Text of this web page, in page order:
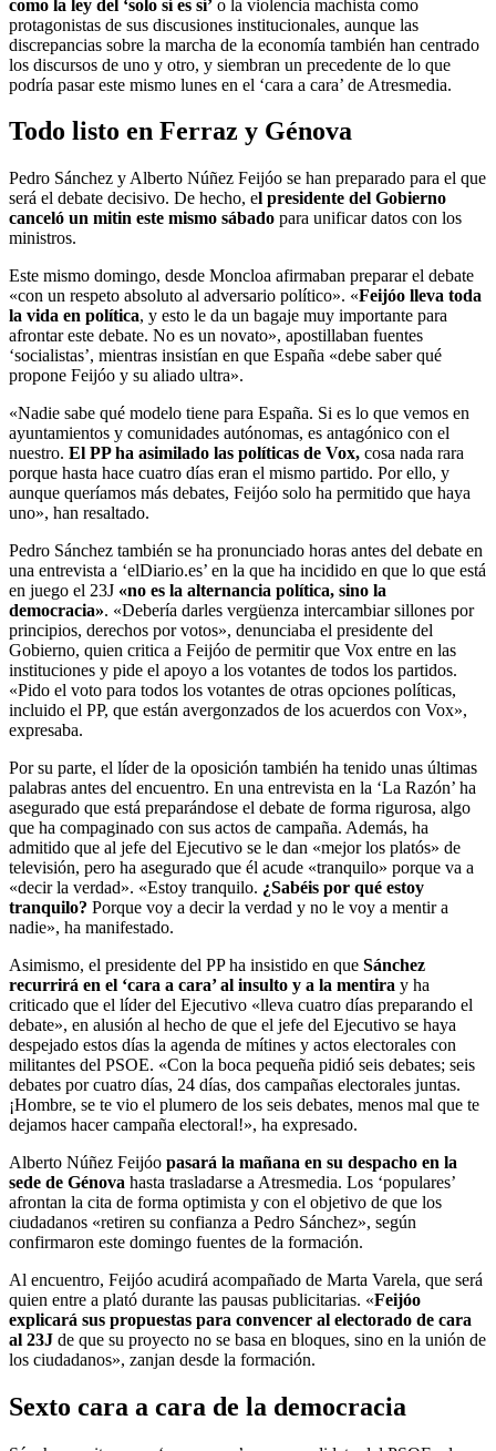
como la ley del ‘solo sí es sí’ o la violencia machista como
protagonistas de sus discusiones institucionales, aunque las
discrepancias sobre la marcha de la economía también han centrado
los discursos de uno y otro, y siembran un precedente de lo que
podría pasar este mismo lunes en el ‘cara a cara’ de Atresmedia.
Todo listo en Ferraz y Génova
Pedro Sánchez y Alberto Núñez Feijóo se han preparado para el que
será el debate decisivo. De hecho, el presidente del Gobierno
canceló un mitin este mismo sábado para unificar datos con los
ministros.
Este mismo domingo, desde Moncloa afirmaban preparar el debate
«con un respeto absoluto al adversario político». «Feijóo lleva toda
la vida en política, y esto le da un bagaje muy importante para
afrontar este debate. No es un novato», apostillaban fuentes
‘socialistas’, mientras insistían en que España «debe saber qué
propone Feijóo y su aliado ultra».
«Nadie sabe qué modelo tiene para España. Si es lo que vemos en
ayuntamientos y comunidades autónomas, es antagónico con el
nuestro. El PP ha asimilado las políticas de Vox, cosa nada rara
porque hasta hace cuatro días eran el mismo partido. Por ello, y
aunque queríamos más debates, Feijóo solo ha permitido que haya
uno», han resaltado.
Pedro Sánchez también se ha pronunciado horas antes del debate en
una entrevista a ‘elDiario.es’ en la que ha incidido en que lo que está
en juego el 23J «no es la alternancia política, sino la
democracia». «Debería darles vergüenza intercambiar sillones por
principios, derechos por votos», denunciaba el presidente del
Gobierno, quien critica a Feijóo de permitir que Vox entre en las
instituciones y pide el apoyo a los votantes de todos los partidos.
«Pido el voto para todos los votantes de otras opciones políticas,
incluido el PP, que están avergonzados de los acuerdos con Vox»,
expresaba.
Por su parte, el líder de la oposición también ha tenido unas últimas
palabras antes del encuentro. En una entrevista en la ‘La Razón’ ha
asegurado que está preparándose el debate de forma rigurosa, algo
que ha compaginado con sus actos de campaña. Además, ha
admitido que al jefe del Ejecutivo se le dan «mejor los platós» de
televisión, pero ha asegurado que él acude «tranquilo» porque va a
«decir la verdad». «Estoy tranquilo. ¿Sabéis por qué estoy
tranquilo? Porque voy a decir la verdad y no le voy a mentir a
nadie», ha manifestado.
Asimismo, el presidente del PP ha insistido en que Sánchez
recurrirá en el ‘cara a cara’ al insulto y a la mentira y ha
criticado que el líder del Ejecutivo «lleva cuatro días preparando el
debate», en alusión al hecho de que el jefe del Ejecutivo se haya
despejado estos días la agenda de mítines y actos electorales con
militantes del PSOE. «Con la boca pequeña pidió seis debates; seis
debates por cuatro días, 24 días, dos campañas electorales juntas.
¡Hombre, se te vio el plumero de los seis debates, menos mal que te
dejamos hacer campaña electoral!», ha expresado.
Alberto Núñez Feijóo pasará la mañana en su despacho en la
sede de Génova hasta trasladarse a Atresmedia. Los ‘populares’
afrontan la cita de forma optimista y con el objetivo de que los
ciudadanos «retiren su confianza a Pedro Sánchez», según
confirmaron este domingo fuentes de la formación.
Al encuentro, Feijóo acudirá acompañado de Marta Varela, que será
quien entre a plató durante las pausas publicitarias. «Feijóo
explicará sus propuestas para convencer al electorado de cara
al 23J de que su proyecto no se basa en bloques, sino en la unión de
los ciudadanos», zanjan desde la formación.
Sexto cara a cara de la democracia